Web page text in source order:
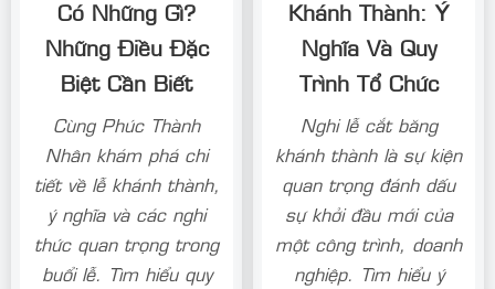
Có Những Gì?
Những Điều Đặc
Biệt Cần Biết
Cùng Phúc Thành
Nhân khám phá chi
tiết về lễ khánh thành,
ý nghĩa và các nghi
thức quan trọng trong
buổi lễ. Tìm hiểu quy
Khánh Thành: Ý
Nghĩa Và Quy
Trình Tổ Chức
Nghi lễ cắt băng
khánh thành là sự kiện
quan trọng đánh dấu
sự khởi đầu mới của
một công trình, doanh
nghiệp. Tìm hiểu ý